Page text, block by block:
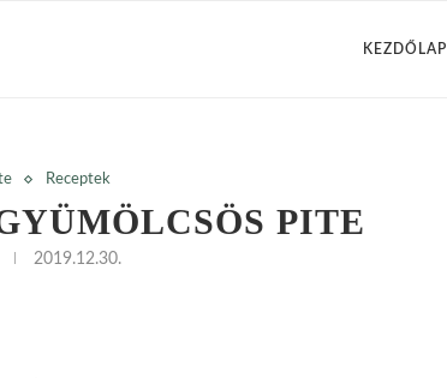
KEZDŐLAP
Receptek
PITE
2019.12.30.